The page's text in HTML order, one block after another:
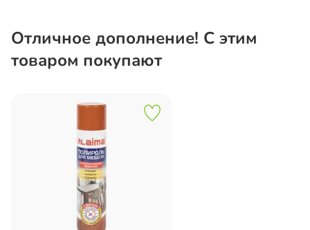
Отличное дополнение! С этим
товаром покупают